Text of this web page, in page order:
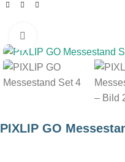
PIXLIP GO